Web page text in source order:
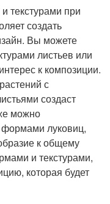
текстурами при
создать
Вы можете
листьев или
к композиции.
с
создаст
можно
формами луковиц,
к общему
и текстурами,
которая будет